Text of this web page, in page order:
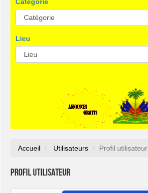
Lieu
Accueil Utilisateurs Profil utilisateur
Profil utilisateur